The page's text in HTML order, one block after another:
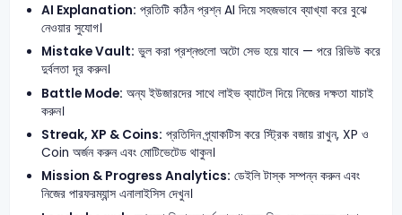
AI Explanation: প্রতিটি কঠিন প্রশ্ন AI দিয়ে সহজভাবে ব্যাখ্যা করে বুঝে
নেওয়ার সুযোগ।
Mistake Vault: ভুল করা প্রশ্নগুলো অটো সেভ হয়ে যাবে — পরে রিভিউ করে
দুর্বলতা দূর করুন।
Battle Mode: অন্য ইউজারদের সাথে লাইভ ব্যাটেল দিয়ে নিজের দক্ষতা যাচাই
করুন।
Streak, XP & Coins: প্রতিদিন প্র্যাকটিস করে স্ট্রিক বজায় রাখুন, XP ও
Coin অর্জন করুন এবং মোটিভেটেড থাকুন।
Mission & Progress Analytics: ডেইলি টাস্ক সম্পন্ন করুন এবং
নিজের পারফরম্যান্স এনালাইসিস দেখুন।